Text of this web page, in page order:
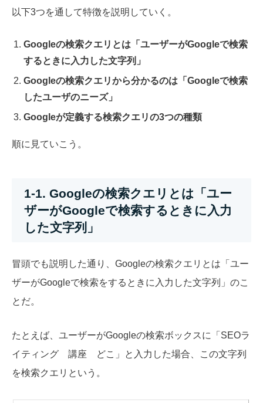
以下3つを通して特徴を説明していく。
Googleの検索クエリとは「ユーザーがGoogleで検索
するときに入力した文字列」
Googleの検索クエリから分かるのは「Googleで検索
したユーザのニーズ」
Googleが定義する検索クエリの3つの種類
順に見ていこう。
1-1. Googleの検索クエリとは「ユー
ザーがGoogleで検索するときに入力
した文字列」
冒頭でも説明した通り、Googleの検索クエリとは「ユー
ザーがGoogleで検索をするときに入力した文字列」のこ
とだ。
たとえば、ユーザーがGoogleの検索ボックスに「SEOラ
イティング 講座 どこ」と入力した場合、この文字列
を検索クエリという。